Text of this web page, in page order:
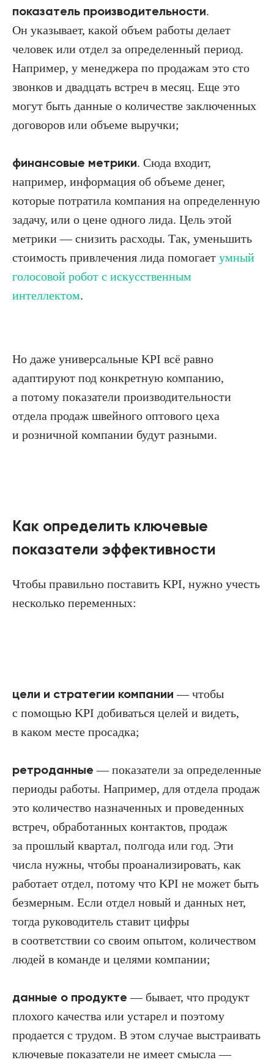
показатель производительности.
Он указывает, какой объем работы делает
человек или отдел за определенный период.
Например, у менеджера по продажам это сто
звонков и двадцать встреч в месяц. Еще это
могут быть данные о количестве заключенных
договоров или объеме выручки;
финансовые метрики. Сюда входит,
например, информация об объеме денег,
которые потратила компания на определенную
задачу, или о цене одного лида. Цель этой
метрики — снизить расходы. Так, уменьшить
стоимость привлечения лида помогает умный
голосовой робот с искусственным
интеллектом.
Но даже универсальные KPI всё равно
адаптируют под конкретную компанию,
а потому показатели производительности
отдела продаж швейного оптового цеха
и розничной компании будут разными.
Как определить ключевые
показатели эффективности
Чтобы правильно поставить KPI, нужно учесть
несколько переменных:
цели и стратегии компании — чтобы
с помощью KPI добиваться целей и видеть,
в каком месте просадка;
ретроданные — показатели за определенные
периоды работы. Например, для отдела продаж
это количество назначенных и проведенных
встреч, обработанных контактов, продаж
за прошлый квартал, полгода или год. Эти
числа нужны, чтобы проанализировать, как
работает отдел, потому что KPI не может быть
безмерным. Если отдел новый и данных нет,
тогда руководитель ставит цифры
в соответствии со своим опытом, количеством
людей в команде и целями компании;
данные о продукте — бывает, что продукт
плохого качества или устарел и поэтому
продается с трудом. В этом случае выстраивать
ключевые показатели не имеет смысла —